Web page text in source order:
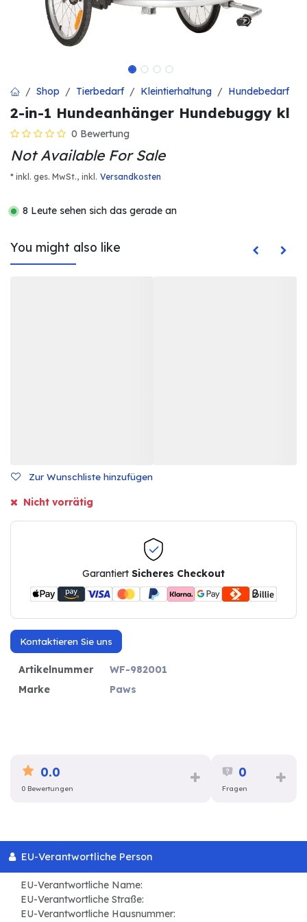
Shop Tierbedarf Kleintierhaltung Hundebedarf
2-in-1 Hundeanhänger Hundebuggy kl
0 Bewertung
Not Available For Sale
* inkl. ges. MwSt., inkl. Versandkosten
8 Leute sehen sich das gerade an
You might also like
Zur Wunschliste hinzufügen
Nicht vorrätig
Garantiert Sicheres Checkout
Kontaktieren Sie uns
Artikelnummer
WF-982001
Marke
Paws
0.0
0 Bewertungen
0
Fragen
EU-Verantwortliche Person
EU-Verantwortliche Name:
EU-Verantwortliche Straße:
EU-Verantwortliche Hausnummer: